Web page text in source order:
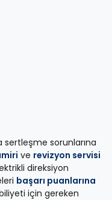
sertleşme sorunlarına
ve revizyon servisi
direksiyon
başarı puanlarına
için gereken